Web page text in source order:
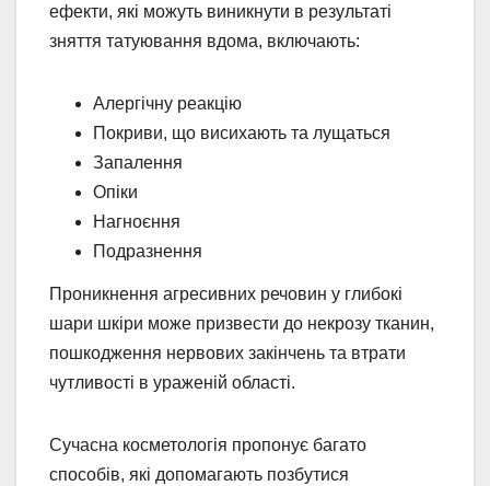
ефекти, які можуть виникнути в результаті
зняття татуювання вдома, включають:
Алергічну реакцію
Покриви, що висихають та лущаться
Запалення
Опіки
Нагноєння
Подразнення
Проникнення агресивних речовин у глибокі
шари шкіри може призвести до некрозу тканин,
пошкодження нервових закінчень та втрати
чутливості в ураженій області.
Сучасна косметологія пропонує багато
способів, які допомагають позбутися